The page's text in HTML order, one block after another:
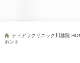
ティアラクリニック川越院
ホント